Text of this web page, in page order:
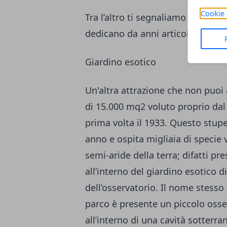
Cookie
Tra l’altro ti segnaliamo che da
dedicano da anni articoli su
Giardino esotico
Un'altra attrazione che non
di 15.000 mq2 voluto proprio
prima volta il 1933. Questo
anno e ospita migliaia di
semi-aride della terra; difatti
all’interno del giardino esotico
dell’osservatorio. Il nome
parco è presente un piccolo
all’interno di una cavità